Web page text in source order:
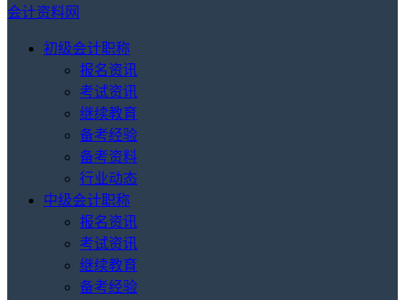
会计资料网
初级会计职称
报名资讯
考试资讯
继续教育
备考经验
备考资料
行业动态
中级会计职称
报名资讯
考试资讯
继续教育
备考经验